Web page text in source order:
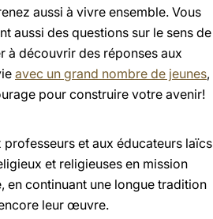
aussi à vivre ensemble. Vous
aussi des questions sur le sens de
à découvrir des réponses aux
avec un grand nombre de jeunes,
pour construire votre avenir!
et aux éducateurs laïcs
et religieuses en mission
en continuant une longue tradition
leur œuvre.